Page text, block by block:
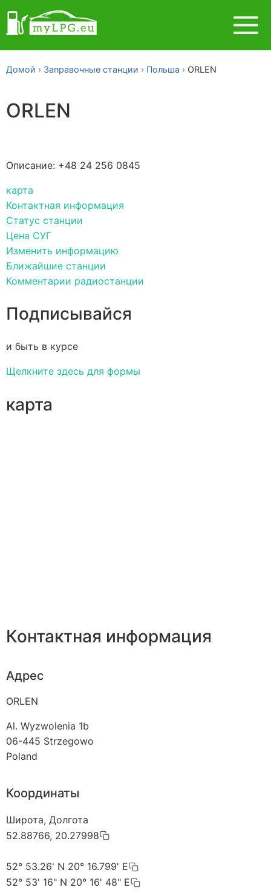
Домой Заправочные станции Польша ORLEN
ORLEN
Описание: +48 24 256 0845
карта
Контактная информация
Статус станции
Цена СУГ
Изменить информацию
Ближайшие станции
Комментарии радиостанции
Подписывайся
и быть в курсе
Щелкните здесь для формы
карта
Контактная информация
Адрес
ORLEN
Al. Wyzwolenia 1b
06-445 Strzegowo
Poland
Координаты
Широта, Долгота
52.88766, 20.27998
52° 53.26' N 20° 16.799' E
52° 53' 16" N 20° 16' 48" E